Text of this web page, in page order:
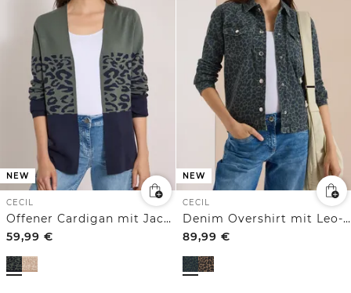
NEW
CECIL
Offener Cardigan mit Jacquard-Muster
59,99 €
NEW
CECIL
Denim Overshirt mit Leo-Muster
89,99 €